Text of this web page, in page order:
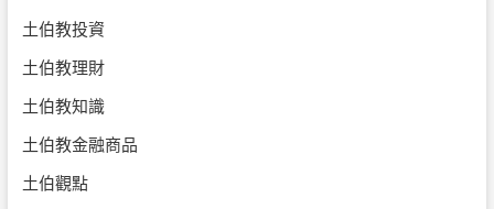
土伯教投資
土伯教理財
土伯教知識
土伯教金融商品
土伯觀點